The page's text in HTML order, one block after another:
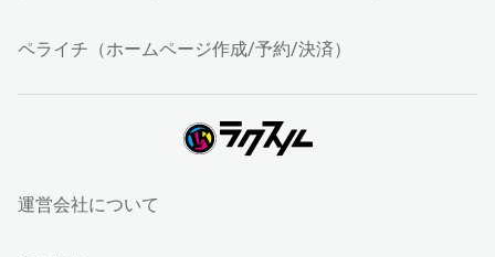
ペライチ（ホームページ作成/予約/決済）
運営会社について